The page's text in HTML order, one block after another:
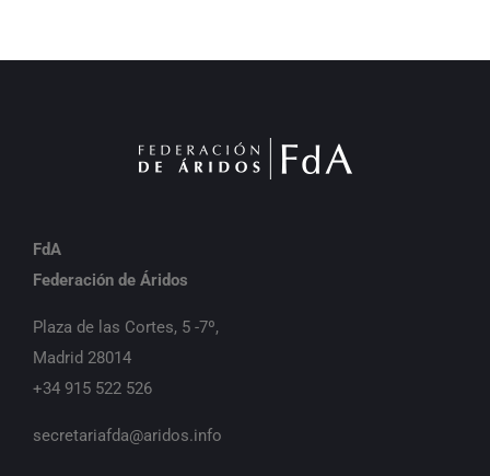
FdA
Federación de Áridos
Plaza de las Cortes, 5 -7º,
Madrid 28014
+34 915 522 526
secretariafda@aridos.info